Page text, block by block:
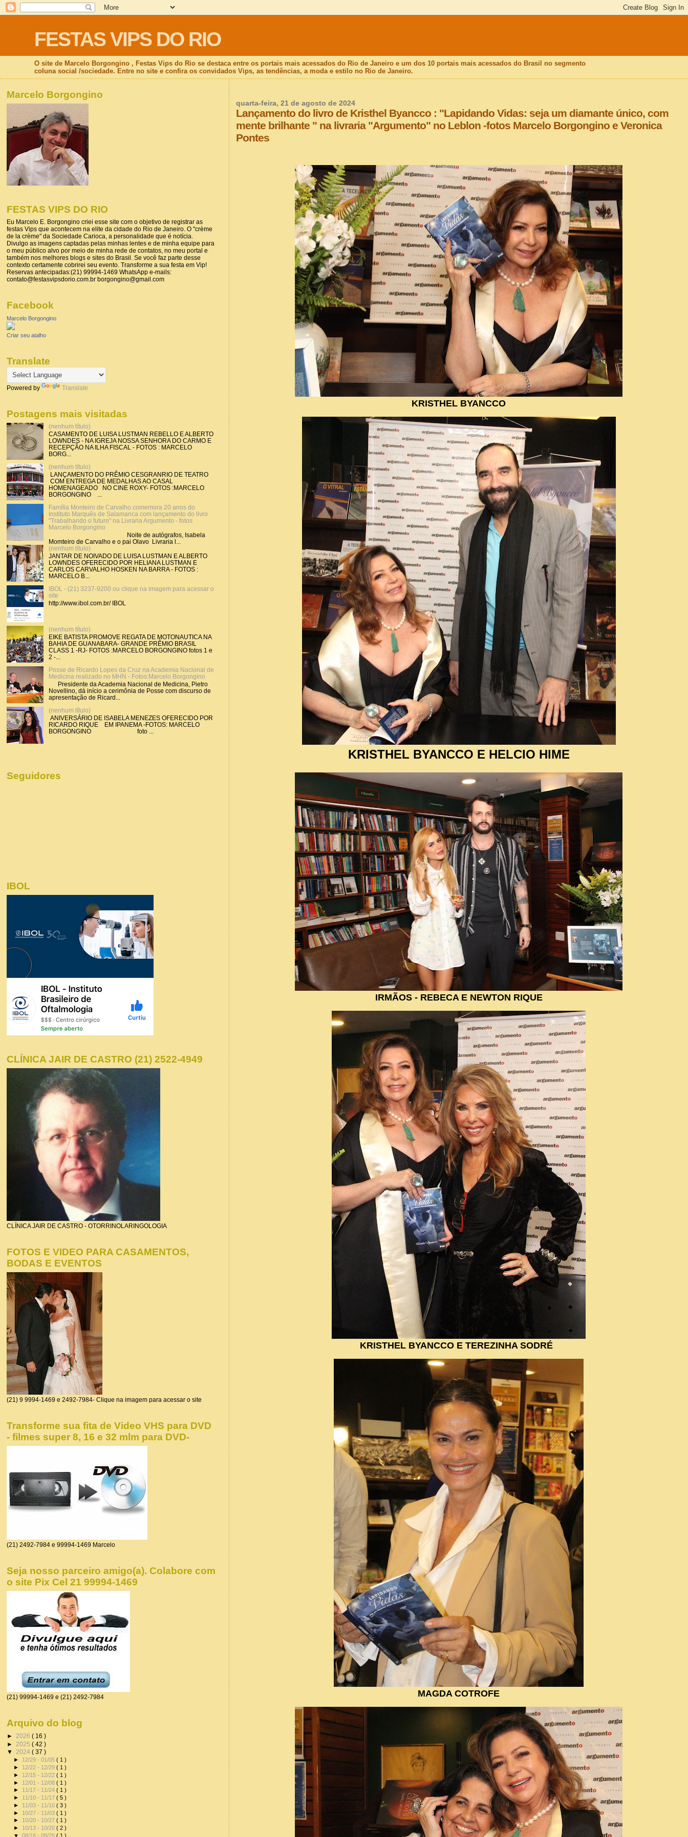
FESTAS VIPS DO RIO
O site de Marcelo Borgongino , Festas Vips do Rio se destaca entre os portais mais acessados do Rio de Janeiro e um dos 10 portais mais acessados do Brasil no segmento
coluna social /sociedade. Entre no site e confira os convidados Vips, as tendências, a moda e estilo no Rio de Janeiro.
quarta-feira, 21 de agosto de 2024
Lançamento do livro de Kristhel Byancco : "Lapidando Vidas: seja um diamante único, com
mente brilhante " na livraria "Argumento" no Leblon -fotos Marcelo Borgongino e Veronica
Pontes
KRISTHEL BYANCCO
KRISTHEL BYANCCO E HELCIO HIME
IRMÃOS - REBECA E NEWTON RIQUE
KRISTHEL BYANCCO E TEREZINHA SODRÉ
MAGDA COTROFE
Marcelo Borgongino
FESTAS VIPS DO RIO
Eu Marcelo E. Borgongino criei esse site com o objetivo de registrar as
festas Vips que acontecem na elite da cidade do Rio de Janeiro. O "crème
de la crème" da Sociedade Carioca, a personalidade que é notícia.
Divulgo as imagens captadas pelas minhas lentes e de minha equipe para
o meu público alvo por meio de minha rede de contatos, no meu portal e
também nos melhores blogs e sites do Brasil. Se você faz parte desse
contexto certamente cobrirei seu evento. Transforme a sua festa em Vip!
Reservas antecipadas:(21) 99994-1469 WhatsApp e-mails:
contato@festasvipsdorio.com.br borgongino@gmail.com
Facebook
Marcelo Borgongino
Criar seu atalho
Translate
Powered by Translate
Postagens mais visitadas
(nenhum título)
CASAMENTO DE LUISA LUSTMAN REBELLO E ALBERTO
LOWNDES - NA IGREJA NOSSA SENHORA DO CARMO E
RECEPÇÃO NA ILHA FISCAL - FOTOS : MARCELO
BORG...
(nenhum título)
LANÇAMENTO DO PRÊMIO CESGRANRIO DE TEATRO
COM ENTREGA DE MEDALHAS AO CASAL
HOMENAGEADO NO CINE ROXY- FOTOS :MARCELO
BORGONGINO ...
Família Monteiro de Carvalho comemora 20 anos do
Instituto Marquês de Salamanca com lançamento do livro
"Trabalhando o futuro" na Livraria Argumento - fotos
Marcelo Borgongino
Noite de autógrafos, Isabela
Momteiro de Carvalho e o pai Olavo Livraria l...
(nenhum título)
JANTAR DE NOIVADO DE LUISA LUSTMAN E ALBERTO
LOWNDES OFERECIDO POR HELIANA LUSTMAN E
CARLOS CARVALHO HOSKEN NA BARRA - FOTOS :
MARCELO B...
IBOL - (21) 3237-9200 ou clique na imagem para acessar o
site
http://www.ibol.com.br/ IBOL
(nenhum título)
EIKE BATISTA PROMOVE REGATA DE MOTONAUTICA NA
BAHIA DE GUANABARA- GRANDE PRÊMIO BRASIL
CLASS 1 -RJ- FOTOS :MARCELO BORGONGINO fotos 1 e
2 -...
Posse de Ricardo Lopes da Cruz na Academia Nacional de
Medicina realizado no MHN - Fotos:Marcelo Borgongino
Presidente da Academia Nacional de Medicina, Pietro
Novellino, dá início a cerimônia de Posse com discurso de
apresentação de Ricard...
(nenhum título)
ANIVERSÁRIO DE ISABELA MENEZES OFERECIDO POR
RICARDO RIQUE EM IPANEMA -FOTOS: MARCELO
BORGONGINO foto ...
Seguidores
IBOL
CLÍNICA JAIR DE CASTRO (21) 2522-4949
CLÍNICA JAIR DE CASTRO - OTORRINOLARINGOLOGIA
FOTOS E VIDEO PARA CASAMENTOS,
BODAS E EVENTOS
(21) 9 9994-1469 e 2492-7984- Clique na imagem para acessar o site
Transforme sua fita de Video VHS para DVD
- filmes super 8, 16 e 32 mlm para DVD-
(21) 2492-7984 e 99994-1469 Marcelo
Seja nosso parceiro amigo(a). Colabore com
o site Pix Cel 21 99994-1469
(21) 99994-1469 e (21) 2492-7984
Arquivo do blog
► 2026 ( 16 )
► 2025 ( 42 )
▼ 2024 ( 37 )
► 12/29 - 01/05( 1 )
► 12/22 - 12/29( 1 )
► 12/15 - 12/22( 1 )
► 12/01 - 12/08( 1 )
► 11/17 - 11/24( 1 )
► 11/10 - 11/17( 5 )
► 11/03 - 11/10( 3 )
► 10/27 - 11/03( 1 )
► 10/20 - 10/27( 1 )
► 10/13 - 10/20( 2 )
▼08/18 - 08/25( 1 )